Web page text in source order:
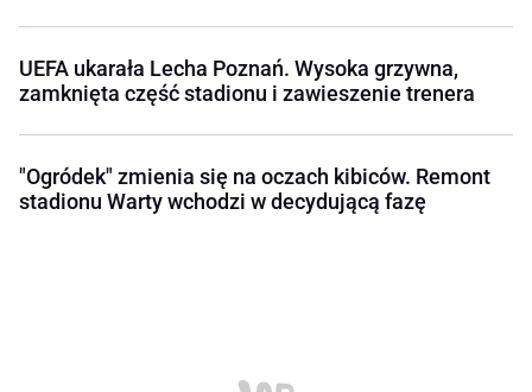
UEFA ukarała Lecha Poznań. Wysoka grzywna,
zamknięta część stadionu i zawieszenie trenera
"Ogródek" zmienia się na oczach kibiców. Remont
stadionu Warty wchodzi w decydującą fazę